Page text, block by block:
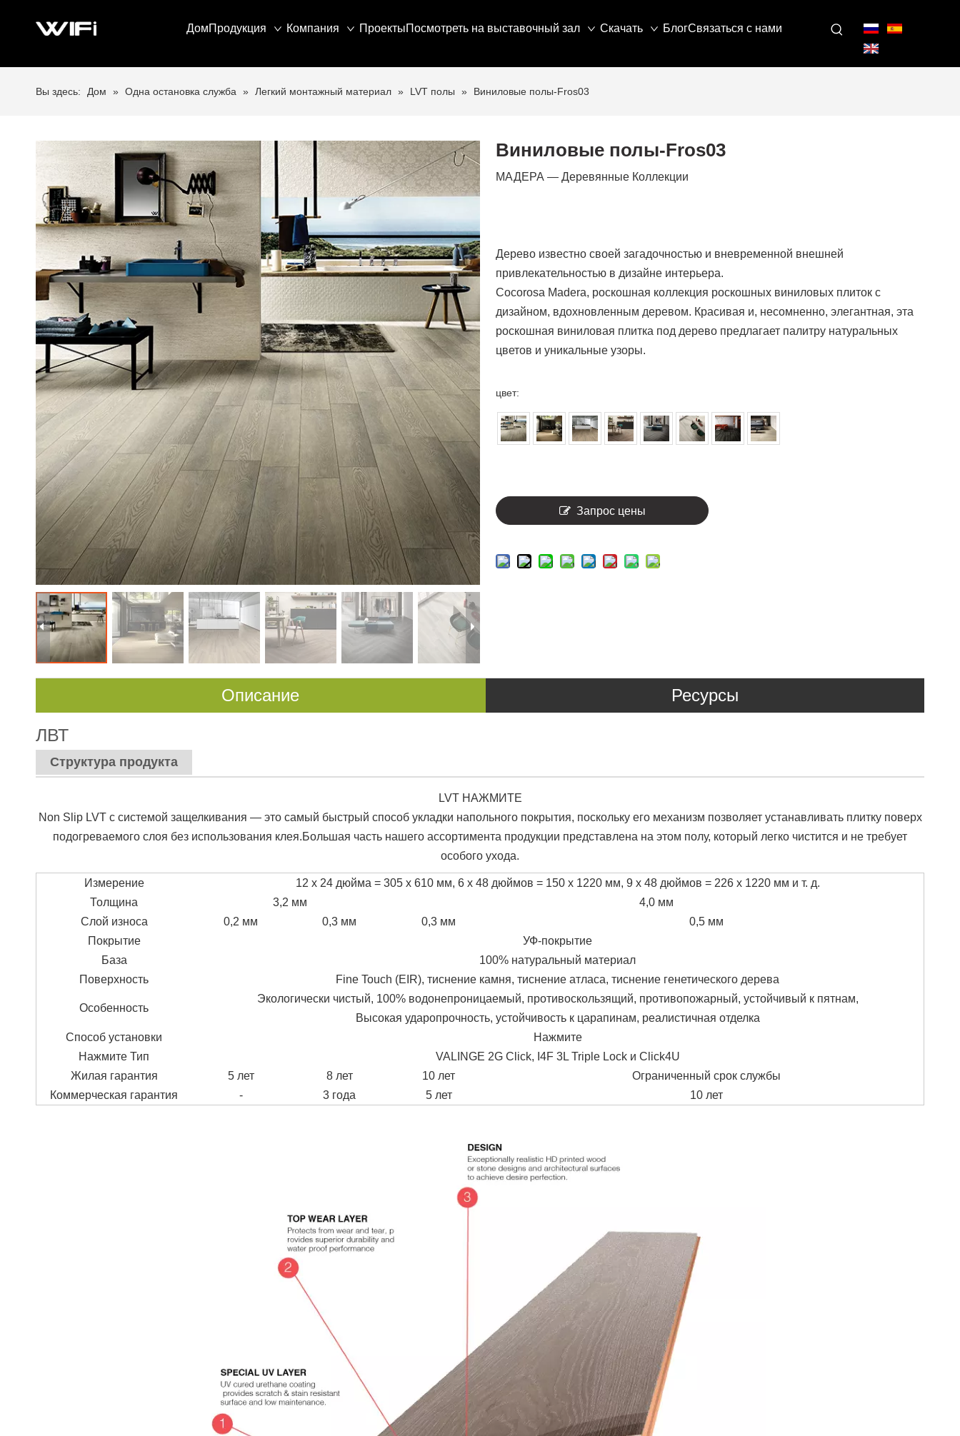
ДомПродукция Компания ПроектыПосмотреть на выставочный зал Скачать БлогСвязаться с нами
Вы здесь: Дом » Одна остановка служба » Легкий монтажный материал » LVT полы » Виниловые полы-Fros03
Виниловые полы-Fros03
МАДЕРА — Деревянные Коллекции
Дерево известно своей загадочностью и вневременной внешней
привлекательностью в дизайне интерьера.
Cocorosa Madera, роскошная коллекция роскошных виниловых плиток с
дизайном, вдохновленным деревом. Красивая и, несомненно, элегантная, эта
роскошная виниловая плитка под дерево предлагает палитру натуральных
цветов и уникальные узоры.
цвет:
Запрос цены
Описание Ресурсы
ЛВТ
Структура продукта
LVT НАЖМИТЕ
Non Slip LVT с системой защелкивания — это самый быстрый способ укладки напольного покрытия, поскольку его механизм позволяет устанавливать плитку поверх
подогреваемого слоя без использования клея.Большая часть нашего ассортимента продукции представлена ​​на этом полу, который легко чистится и не требует
особого ухода.
Измерение
12 x 24 дюйма = 305 x 610 мм, 6 x 48 дюймов = 150 x 1220 мм, 9 x 48 дюймов = 226 x 1220 мм и т. д.
Толщина
3,2 мм
4,0 мм
Слой износа
0,2 мм 0,3 мм 0,3 мм
0,5 мм
Покрытие
УФ-покрытие
База
100% натуральный материал
Поверхность
Fine Touch (EIR), тиснение камня, тиснение атласа, тиснение генетического дерева
Особенность
Экологически чистый, 100% водонепроницаемый, противоскользящий, противопожарный, устойчивый к пятнам,
Высокая ударопрочность, устойчивость к царапинам, реалистичная отделка
Способ установки
Нажмите
Нажмите Тип
VALINGE 2G Click, I4F 3L Triple Lock и Click4U
Жилая гарантия
5 лет 8 лет 10 лет
Ограниченный срок службы
Коммерческая гарантия
- 3 года 5 лет 10 лет